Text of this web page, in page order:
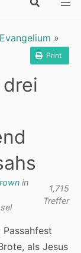
»
Print
in
1,715
Treffer
als Jesus